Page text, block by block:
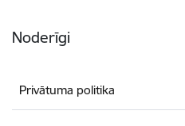
Noderīgi
Privātuma politika